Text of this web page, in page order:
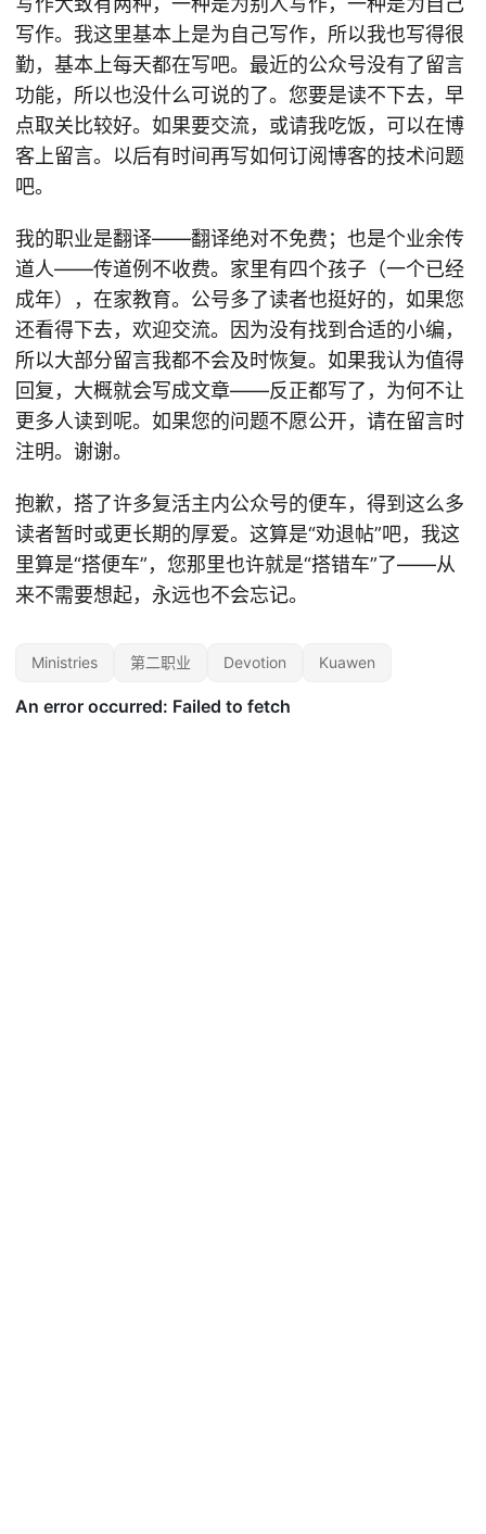
写作。我这里基本上是为自己写作，所以我也写得很
勤，基本上每天都在写吧。最近的公众号没有了留言
功能，所以也没什么可说的了。您要是读不下去，早
点取关比较好。如果要交流，或请我吃饭，可以在博
客上留言。以后有时间再写如何订阅博客的技术问题
吧。
我的职业是翻译——翻译绝对不免费；也是个业余传
道人——传道例不收费。家里有四个孩子（一个已经
成年），在家教育。公号多了读者也挺好的，如果您
还看得下去，欢迎交流。因为没有找到合适的小编，
所以大部分留言我都不会及时恢复。如果我认为值得
回复，大概就会写成文章——反正都写了，为何不让
更多人读到呢。如果您的问题不愿公开，请在留言时
注明。谢谢。
抱歉，搭了许多复活主内公众号的便车，得到这么多
读者暂时或更长期的厚爱。这算是“劝退帖”吧，我这
里算是“搭便车”，您那里也许就是“搭错车”了——从
来不需要想起，永远也不会忘记。
Ministries 第二职业 Devotion Kuawen